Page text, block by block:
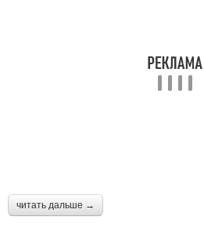
читать дальше →